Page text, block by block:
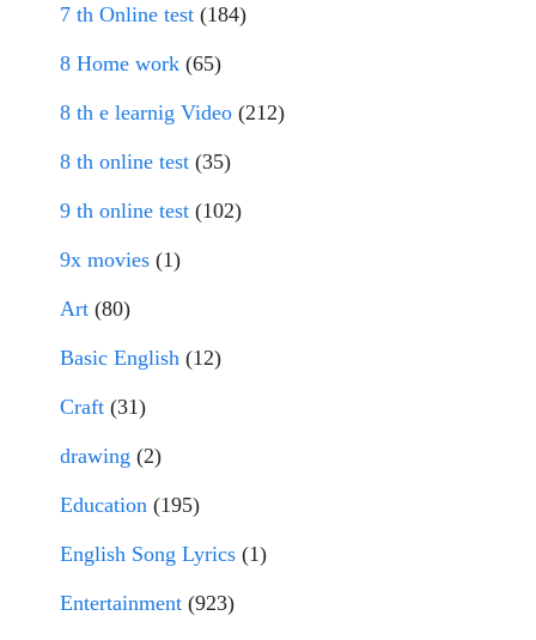
7 th Online test (184)
8 Home work (65)
8 th e learnig Video (212)
8 th online test (35)
9 th online test (102)
9x movies (1)
Art (80)
Basic English (12)
Craft (31)
drawing (2)
Education (195)
English Song Lyrics (1)
Entertainment (923)